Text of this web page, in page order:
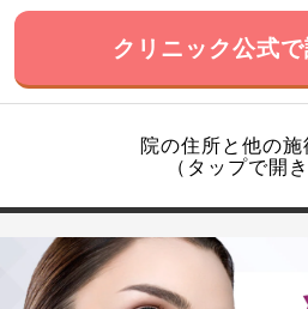
クリニック公式
院の住所と他の
（タップで開